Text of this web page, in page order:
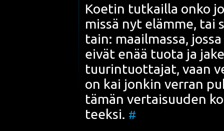
Koe­tin tut­kail­la onko
mis­sä nyt eläm­me, tai
tain: maa­il­mas­sa,
eivät enää tuo­ta ja
tuu­rin­tuot­ta­jat, vaan
on kai jon­kin ver­ran
tämän ver­tai­suu­den
teek­si. #